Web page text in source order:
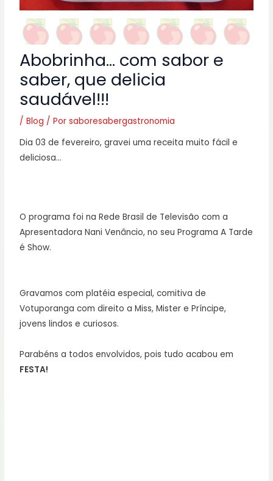
Abobrinha… com sabor e
saber, que delicia
saudável!!!
/Blog / Porsaboresabergastronomia
Dia 03 de fevereiro, gravei uma receita muito fácil e
deliciosa…
O programa foi na Rede Brasil de Televisão com a
Apresentadora Nani Venâncio, no seu Programa A Tarde
é Show.
Gravamos com platéia especial, comitiva de
Votuporanga com direito a Miss, Mister e Príncipe,
jovens lindos e curiosos.
Parabéns a todos envolvidos, pois tudo acabou em
FESTA!